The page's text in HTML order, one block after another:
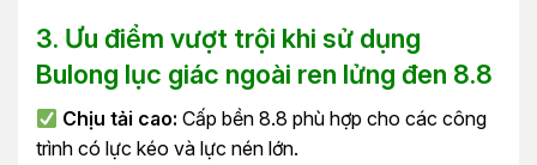
3. Ưu điểm vượt trội khi sử dụng
Bulong lục giác ngoài ren lửng đen 8.8
Chịu tải cao: Cấp bền 8.8 phù hợp cho các công
trình có lực kéo và lực nén lớn.